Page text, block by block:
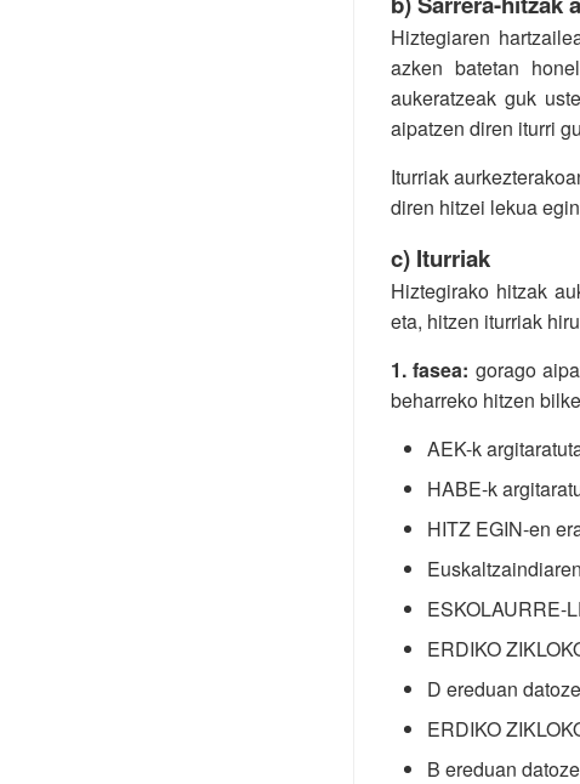
Hiztegiaren
azken batetan
aukeratzeak guk
aipatzen diren iturri
Iturriak
diren hitzei lekua
c) Iturriak
Hiztegirako hitzak
eta, hitzen iturriak
1. fasea: gorago
beharreko hitzen
AEK-k
HABE-k
HITZ EGIN-en
ESKOLAURRE-
ERDIKO
D ereduan
ERDIKO
B ereduan